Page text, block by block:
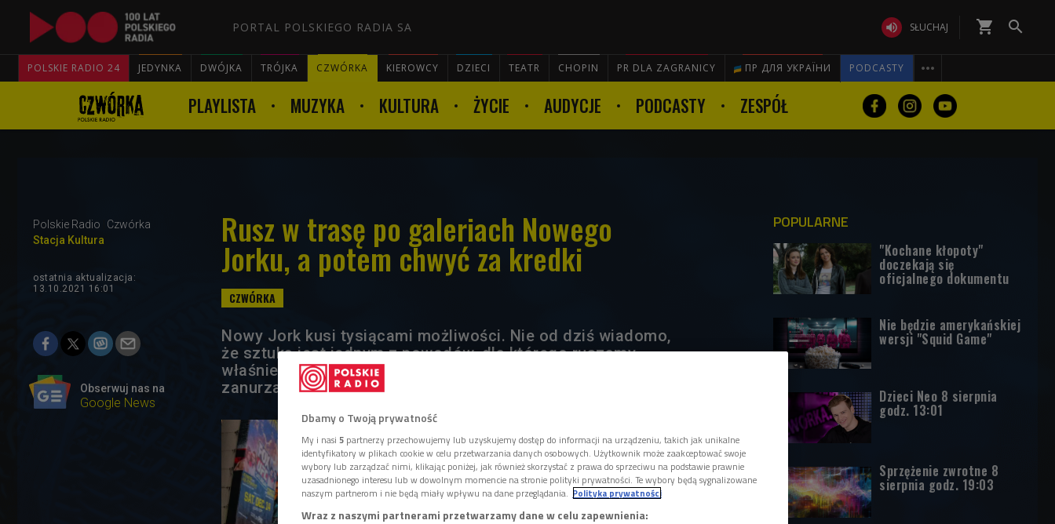
PORTAL POLSKIEGO RADIA SA  SŁUCHAJ shopping_cart 
POLSKIE RADIO 24 JEDYNKA DWÓJKA TRÓJKA CZWÓRKA KIEROWCY DZIECI TEATR CHOPIN PR DLA ZAGRANICY ПР ДЛЯ УКРАЇНИ PODCASTY 

PLAYLISTA MUZYKA KULTURA ŻYCIE AUDYCJE PODCASTY ZESPÓŁ
Polskie Radio
Czwórka
Stacja Kultura
Rusz w trasę po galeriach Nowego
Jorku, a potem chwyć za kredki
ostatnia aktualizacja:
13.10.2021 16:01
Obserwuj nas na
Google News
Nowy Jork kusi tysiącami możliwości. Nie od dziś wiadomo,
że sztuka jest jednym z powodów, dla którego ruszamy
właśnie tam. Tym razem w trzech nowojorskich muzeach
zanurzamy się w prawdziwie amerykańską sztukę.
POPULARNE
"Kochane kłopoty"
doczekają się
oficjalnego dokumentu
Nie będzie amerykańskiej
wersji "Squid Game"
Dzieci Neo 8 sierpnia
godz. 13:01
Sprzężenie zwrotne 8
sierpnia godz. 19:03
Dbamy o Twoją prywatność
My i nasi 5 partnerzy przechowujemy lub uzyskujemy dostęp do informacji na urządzeniu, takich jak unikalne
identyfikatory w plikach cookie w celu przetwarzania danych osobowych. Użytkownik może zaakceptować swoje
wybory lub zarządzać nimi, klikając poniżej, jak również skorzystać z prawa do sprzeciwu na podstawie prawnie
uzasadnionego interesu lub w dowolnym momencie na stronie polityki prywatności. Te wybory będą sygnalizowane
naszym partnerom i nie będą miały wpływu na dane przeglądania. Polityka prywatności
Wraz z naszymi partnerami przetwarzamy dane w celu zapewnienia: